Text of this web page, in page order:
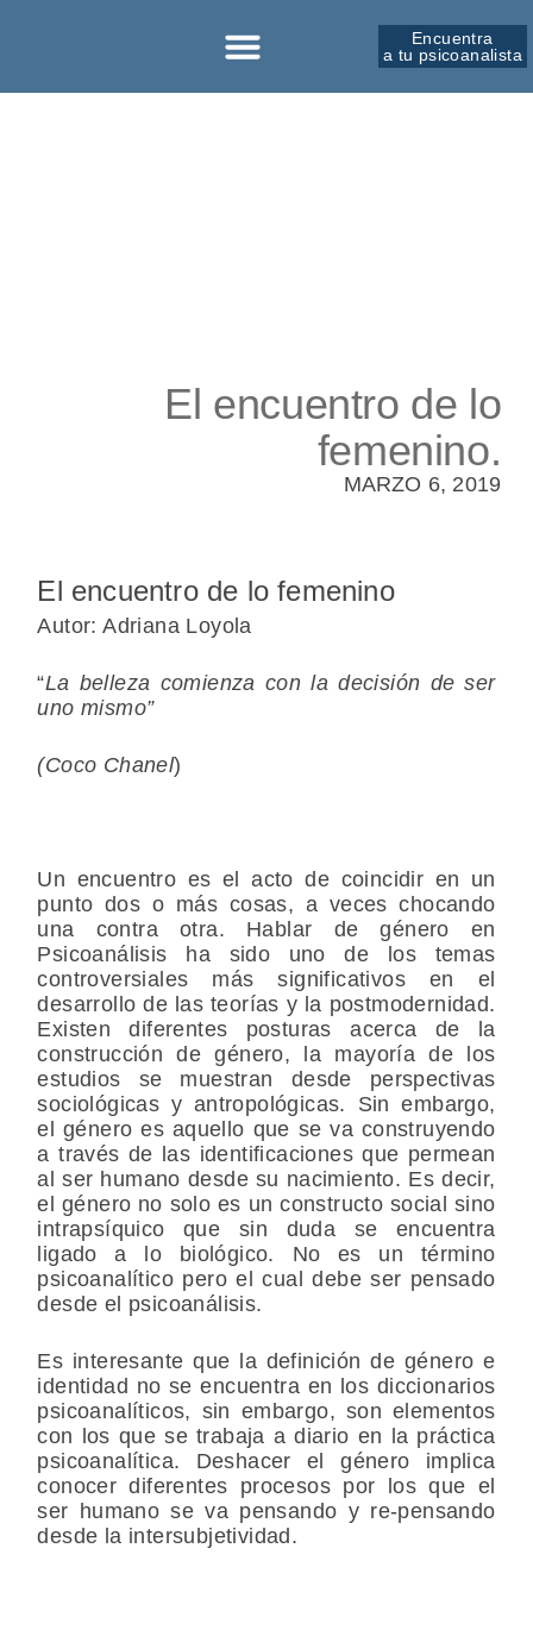
Encuentra
a tu psicoanalista
El encuentro de lo
femenino.
MARZO 6, 2019
El encuentro de lo femenino
Autor: Adriana Loyola
“La belleza comienza con la decisión de ser
uno mismo”
(Coco Chanel)
Un encuentro es el acto de coincidir en un
punto dos o más cosas, a veces chocando
una contra otra. Hablar de género en
Psicoanálisis ha sido uno de los temas
controversiales más significativos en el
desarrollo de las teorías y la postmodernidad.
Existen diferentes posturas acerca de la
construcción de género, la mayoría de los
estudios se muestran desde perspectivas
sociológicas y antropológicas. Sin embargo,
el género es aquello que se va construyendo
a través de las identificaciones que permean
al ser humano desde su nacimiento. Es decir,
el género no solo es un constructo social sino
intrapsíquico que sin duda se encuentra
ligado a lo biológico. No es un término
psicoanalítico pero el cual debe ser pensado
desde el psicoanálisis.
Es interesante que la definición de género e
identidad no se encuentra en los diccionarios
psicoanalíticos, sin embargo, son elementos
con los que se trabaja a diario en la práctica
psicoanalítica. Deshacer el género implica
conocer diferentes procesos por los que el
ser humano se va pensando y re-pensando
desde la intersubjetividad.